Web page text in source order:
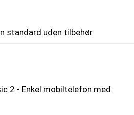
standard uden tilbehør
varesiden